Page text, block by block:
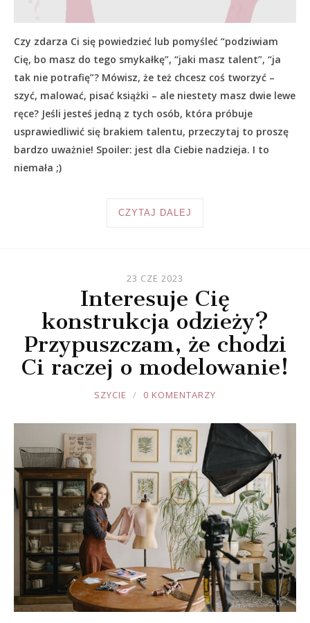
Czy zdarza Ci się powiedzieć lub pomyśleć “podziwiam
Cię, bo masz do tego smykałkę”, “jaki masz talent”, “ja
tak nie potrafię”? Mówisz, że też chcesz coś tworzyć –
szyć, malować, pisać książki – ale niestety masz dwie lewe
ręce? Jeśli jesteś jedną z tych osób, która próbuje
usprawiedliwić się brakiem talentu, przeczytaj to proszę
bardzo uważnie! Spoiler: jest dla Ciebie nadzieja. I to
niemała ;)
CZYTAJ DALEJ
23 CZE 2023
Interesuje Cię
konstrukcja odzieży?
Przypuszczam, że chodzi
Ci raczej o modelowanie!
JOULE
SZYCIE 0 KOMENTARZY